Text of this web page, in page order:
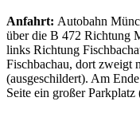
Anfahrt: Autobahn
über die B 472 Richtung
links Richtung
Fischbachau, dort zweigt
(ausgeschildert). Am
Seite ein großer